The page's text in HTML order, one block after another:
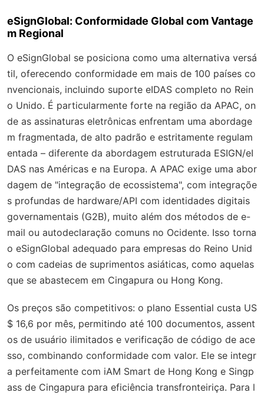
eSignGlobal: Conformidade Global com Vantage
m Regional
O eSignGlobal se posiciona como uma alternativa versá
til, oferecendo conformidade em mais de 100 países co
nvencionais, incluindo suporte eIDAS completo no Rein
o Unido. É particularmente forte na região da APAC, on
de as assinaturas eletrônicas enfrentam uma abordage
m fragmentada, de alto padrão e estritamente regulam
entada – diferente da abordagem estruturada ESIGN/eI
DAS nas Américas e na Europa. A APAC exige uma abor
dagem de "integração de ecossistema", com integraçõe
s profundas de hardware/API com identidades digitais
governamentais (G2B), muito além dos métodos de e-
mail ou autodeclaração comuns no Ocidente. Isso torna
o eSignGlobal adequado para empresas do Reino Unid
o com cadeias de suprimentos asiáticas, como aquelas
que se abastecem em Cingapura ou Hong Kong.
Os preços são competitivos: o plano Essential custa US
$ 16,6 por mês, permitindo até 100 documentos, assent
os de usuário ilimitados e verificação de código de ace
sso, combinando conformidade com valor. Ele se integr
a perfeitamente com iAM Smart de Hong Kong e Singp
ass de Cingapura para eficiência transfronteiriça. Para l